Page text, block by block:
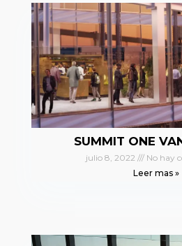
SUMMIT ONE
julio 8, 2022
No hay
Leer mas »